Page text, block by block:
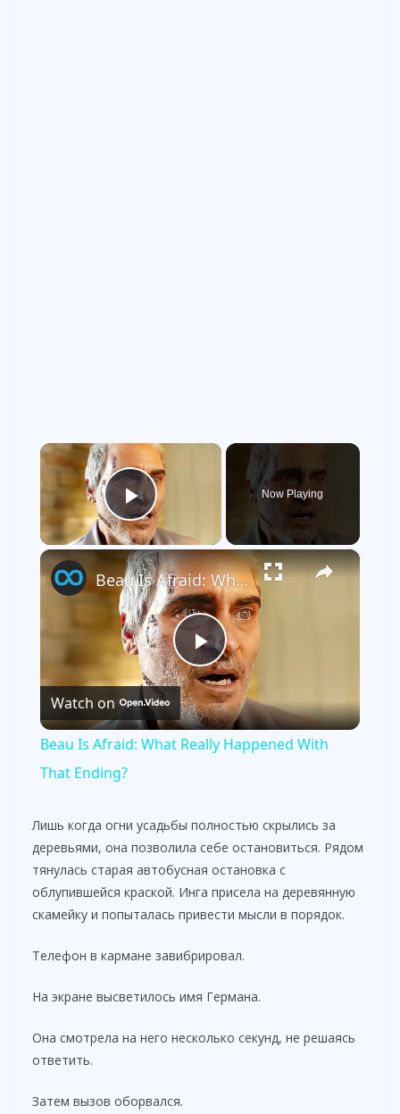
×
Play Video
Now Playing
×
P
l
y
V
d
e
Beau Is Afraid: What Really Happened With That Ending?
Watch on
Beau Is Afraid: What Really Happened With
That Ending?
Лишь когда огни усадьбы полностью скрылись за
деревьями, она позволила себе остановиться. Рядом
тянулась старая автобусная остановка с
облупившейся краской. Инга присела на деревянную
скамейку и попыталась привести мысли в порядок.
Телефон в кармане завибрировал.
На экране высветилось имя Германа.
Она смотрела на него несколько секунд, не решаясь
ответить.
Затем вызов оборвался.